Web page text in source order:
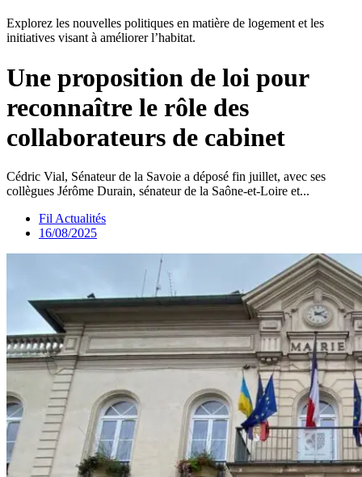
Explorez les nouvelles politiques en matière de logement et les
initiatives visant à améliorer l’habitat.
Une proposition de loi pour
reconnaître le rôle des
collaborateurs de cabinet
Cédric Vial, Sénateur de la Savoie a déposé fin juillet, avec ses
collègues Jérôme Durain, sénateur de la Saône-et-Loire et...
Fil Actualités
16/08/2025